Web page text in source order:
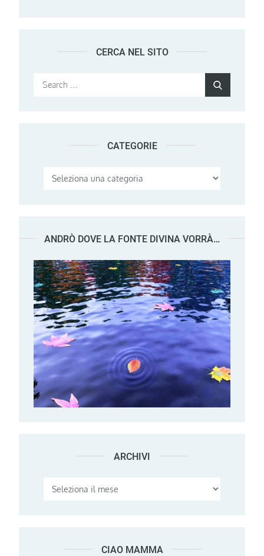
CERCA NEL SITO
Search
CATEGORIE
Categorie
ANDRÒ DOVE LA FONTE DIVINA VORRÀ…
ARCHIVI Archivi
CIAO MAMMA